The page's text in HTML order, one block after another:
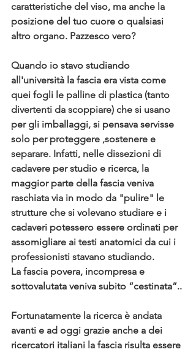
caratteristiche del viso, ma anche la
posizione del tuo cuore o qualsiasi
altro organo. Pazzesco vero?
Quando io stavo studiando
all'università la fascia era vista come
quei fogli le palline di plastica (tanto
divertenti da scoppiare) che si usano
per gli imballaggi, si pensava servisse
solo per proteggere ,sostenere e
separare. Infatti, nelle dissezioni di
cadavere per studio e ricerca, la
maggior parte della fascia veniva
raschiata via in modo da "pulire" le
strutture che si volevano studiare e i
cadaveri potessero essere ordinati per
assomigliare ai testi anatomici da cui i
professionisti stavano studiando.
La fascia povera, incompresa e
sottovalutata veniva subito “cestinata”..
Fortunatamente la ricerca è andata
avanti e ad oggi grazie anche a dei
ricercatori italiani la fascia risulta essere